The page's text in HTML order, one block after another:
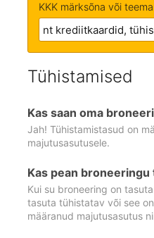
KKK märksõna või teema
Tühistamised
Kas saan oma
Jah! Tühistamistasud on
majutusasutusele.
Kas pean
Kui su broneering on
tasuta tühistatav või see
määranud majutusasutus